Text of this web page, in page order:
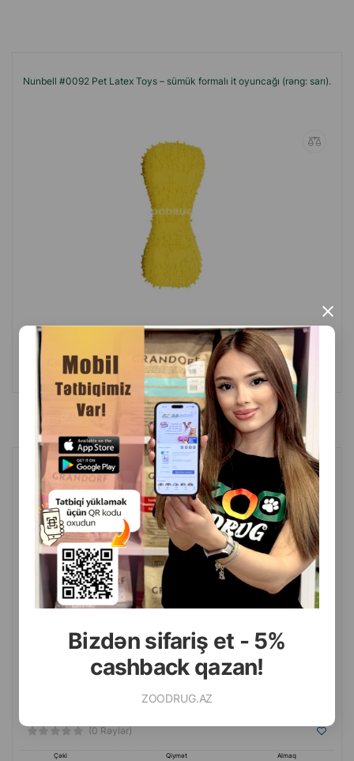
Bizdən sifariş et - 5%
cashback qazan!
ZOODRUG.AZ
×
Nunbell #0092 Pet Latex Toys – sümük formalı it oyuncağı (rəng: sarı).
Qiymət
Almaq
1 ədəd
4.50 Anbarda
Yoxdur
Nunbell #0129 Pet Latex Toy “Formalı halqa” it oyuncağı.
(0 Rəylər)
Çəki Qiymət
Almaq